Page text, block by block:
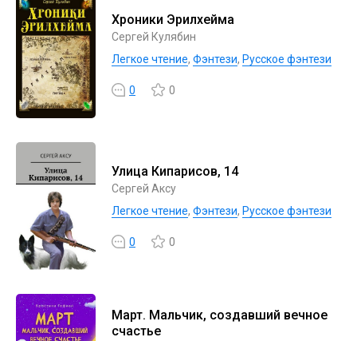
Хроники Эрилхейма
Сергей Кулябин
Легкое чтение, Фэнтези, Русское фэнтези
0 0
Улица Кипарисов, 14
Сергей Аксу
Легкое чтение, Фэнтези, Русское фэнтези
0 0
Март. Мальчик, создавший вечное
счастье